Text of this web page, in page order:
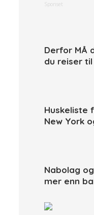
Sponset
Derfor MÅ
du reiser til
Huskeliste
New York
Nabolag
mer enn